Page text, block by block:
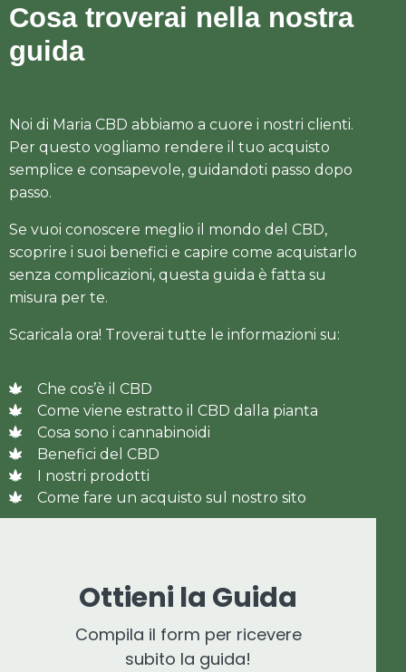
Cosa troverai nella nostra
guida
Noi di Maria CBD abbiamo a cuore i nostri clienti.
Per questo vogliamo rendere il tuo acquisto
semplice e consapevole, guidandoti passo dopo
passo.
Se vuoi conoscere meglio il mondo del CBD,
scoprire i suoi benefici e capire come acquistarlo
senza complicazioni, questa guida è fatta su
misura per te.
Scaricala ora! Troverai tutte le informazioni su:
Che cos’è il CBD
Come viene estratto il CBD dalla pianta
Cosa sono i cannabinoidi
Benefici del CBD
I nostri prodotti
Come fare un acquisto sul nostro sito
Ottieni la Guida
Compila il form per ricevere
subito la guida!